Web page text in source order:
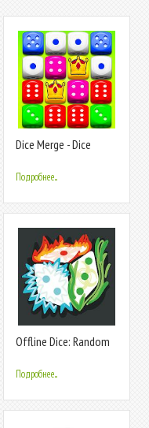
Dice Merge - Dice
Подробнее...
Offline Dice: Random
Подробнее...